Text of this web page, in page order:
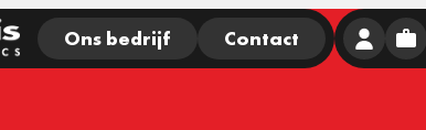
Ons bedrijf Contact